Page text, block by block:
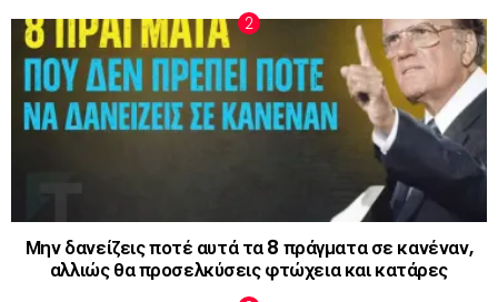
Μην δανείζεις ποτέ αυτά τα 8 πράγματα σε κανέναν,
αλλιώς θα προσελκύσεις φτώχεια και κατάρες